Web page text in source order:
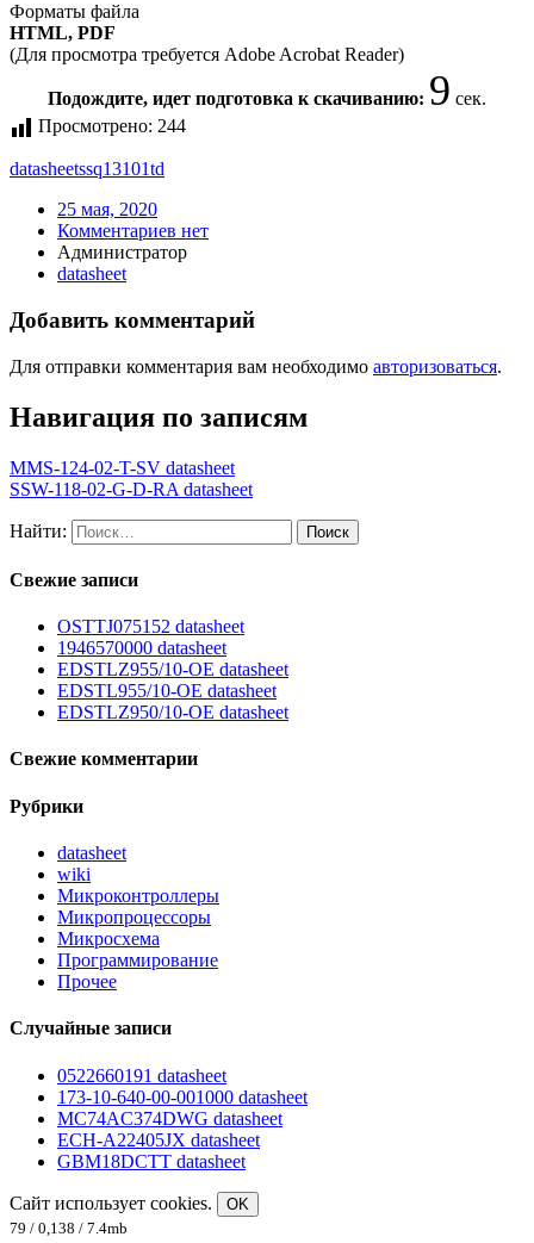
Форматы файла
HTML, PDF
(Для просмотра требуется Adobe Acrobat Reader)
Подождите, идет подготовка к скачиванию: 9 сек.
Просмотрено: 244
datasheetssq13101td
25 мая, 2020
Комментариев нет
Администратор
datasheet
Добавить комментарий
Для отправки комментария вам необходимо авторизоваться.
Навигация по записям
MMS-124-02-T-SV datasheet
SSW-118-02-G-D-RA datasheet
Найти:
Свежие записи
OSTTJ075152 datasheet
1946570000 datasheet
EDSTLZ955/10-OE datasheet
EDSTL955/10-OE datasheet
EDSTLZ950/10-OE datasheet
Свежие комментарии
Рубрики
datasheet
wiki
Микроконтроллеры
Микропроцессоры
Микросхема
Программирование
Прочее
Случайные записи
0522660191 datasheet
173-10-640-00-001000 datasheet
MC74AC374DWG datasheet
ECH-A22405JX datasheet
GBM18DCTT datasheet
Сайт использует cookies.
OK
79 / 0,138 / 7.4mb